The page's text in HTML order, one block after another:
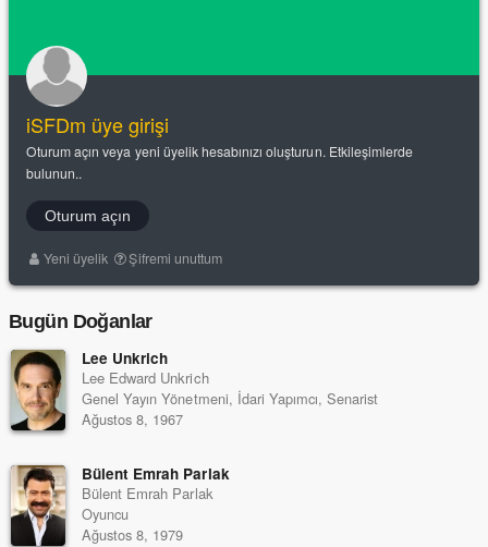
iSFDm üye girişi
Oturum açın veya yeni üyelik hesabınızı oluşturun. Etkileşimlerde
bulunun..
Oturum açın
Yeni üyelik Şifremi unuttum
Bugün Doğanlar
Lee Unkrich
Lee Edward Unkrich
Genel Yayın Yönetmeni, İdari Yapımcı, Senarist
Ağustos 8, 1967
Bülent Emrah Parlak
Bülent Emrah Parlak
Oyuncu
Ağustos 8, 1979